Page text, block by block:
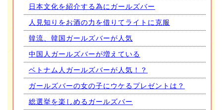
日本文化を紹介する為にガールズバー
人見知りをお酒の力を借りてライトに克服
韓流、韓国ガールズバーが人気
中国人ガールズバーが増えている
ベトナム人ガールズバーが人気！？
ガールズバーの女の子にウケるプレゼントは？
総選挙を楽しめるガールズバー